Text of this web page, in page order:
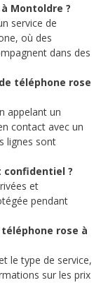
Montoldre ?
service de
où des
dans des
téléphone rose
appelant un
contact avec un
lignes sont
confidentiel ?
et
pendant
rose à
le type de service,
sur les prix